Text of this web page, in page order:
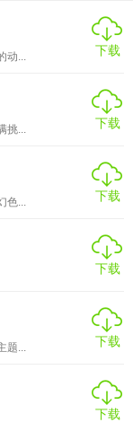
动...
下载
挑...
下载
色...
下载
下载
题...
下载
下载